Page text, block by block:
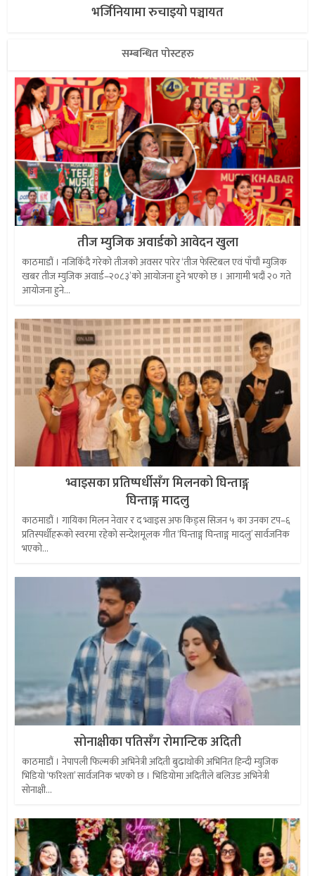
भर्जिनियामा रुचाइयो पञ्चायत
सम्बन्धित पोस्टहरु
तीज म्युजिक अवार्डको आवेदन खुला
काठमाडौं । नजिकिँदै गरेको तीजको अवसर पारेर ‘तीज फेस्टिबल एवं पाँचौं म्युजिक
खबर तीज म्युजिक अवार्ड–२०८३’को आयोजना हुने भएको छ । आगामी भदौं २० गते
आयोजना हुने...
भ्वाइसका प्रतिष्पर्धीसँग मिलनको घिन्ताङ्ग
घिन्ताङ्ग मादलु
काठमाडौं । गायिका मिलन नेवार र द भ्वाइस अफ किड्स सिजन ५ का उनका टप–६
प्रतिस्पर्धीहरूको स्वरमा रहेको सन्देशमूलक गीत ‘घिन्ताङ्ग घिन्ताङ्ग मादलु’ सार्वजनिक
भएको...
सोनाक्षीका पतिसँग रोमान्टिक अदिती
काठमाडौं । नेपापली फिल्मकी अभिनेत्री अदिती बुढाथोकी अभिनित हिन्दी म्युजिक
भिडियो ‘फरिश्ता’ सार्वजनिक भएको छ । भिडियोमा अदितीले बलिउड अभिनेत्री
सोनाक्षी...